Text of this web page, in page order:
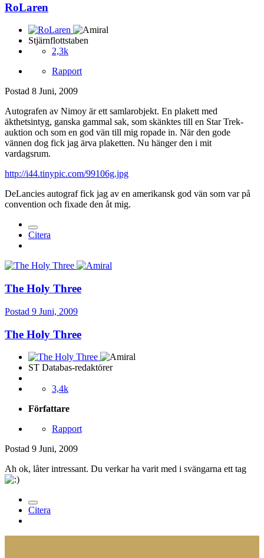
RoLaren
Stjärnflottstaben
2,3k
Rapport
Postad 8 Juni, 2009
Autografen av Nimoy är ett samlarobjekt. En plakett med
äkthetsintyg, ganska gammal sak, som skänktes till en Star Trek-
auktion och som en god vän till mig ropade in. När den gode
vännen dog fick jag ärva plaketten. Nu hänger den i mit
vardagsrum.
http://i44.tinypic.com/99106g.jpg
DeLancies autograf fick jag av en amerikansk god vän som var på
convention och fixade den åt mig.
Citera
The Holy Three
Postad 9 Juni, 2009
The Holy Three
ST Databas-redaktörer
3,4k
Författare
Rapport
Postad 9 Juni, 2009
Ah ok, låter intressant. Du verkar ha varit med i svängarna ett tag
Citera